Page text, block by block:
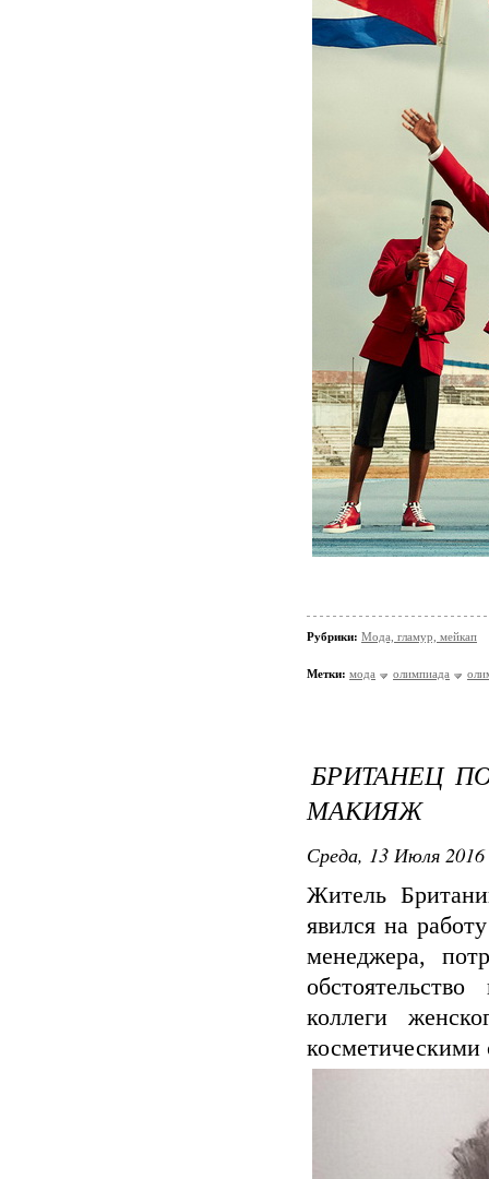
Рубрики: Мода, гламур, мейкап
Метки: мода олимпиада
БРИТАНЕЦ
МАКИЯЖ
Среда, 13 Июля
Житель
явился на
менеджера,
коллеги
косметическими